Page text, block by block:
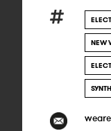
NEW
SYNTH